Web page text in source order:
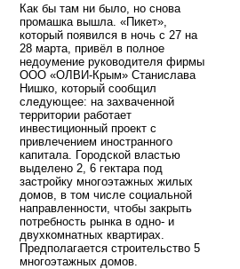
Как бы там ни было, но снова
промашка вышла. «Пикет»,
который появился в ночь с 27 на
28 марта, привёл в полное
недоумение руководителя фирмы
ООО «ОЛВИ-Крым» Станислава
Нишко, который сообщил
следующее: на захваченной
территории работает
инвестиционный проект с
привлечением иностранного
капитала. Городской властью
выделено 2, 6 гектара под
застройку многоэтажных жилых
домов, в том числе социальной
направленности, чтобы закрыть
потребность рынка в одно- и
двухкомнатных квартирах.
Предполагается строительство 5
многоэтажных домов.